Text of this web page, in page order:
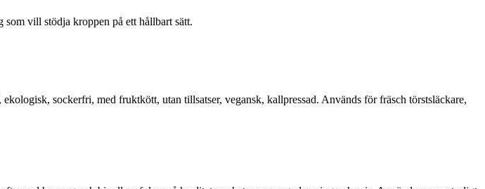
som vill stödja kroppen på ett hållbart sätt.
sockerfri, med fruktkött, utan tillsatser, vegansk, kallpressad. Används för fräsch törstsläckare,